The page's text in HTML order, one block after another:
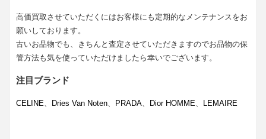
高価買取させていただくにはお客様にも定期的なメンテナンスをお
願いしております。
古いお品物でも、きちんと査定させていただきますのでお品物の保
管方法も気を使っていただけましたら幸いでございます。
注目ブランド
CELINE、 Dries Van Noten、 PRADA、 Dior HOMME、 LEMAIRE